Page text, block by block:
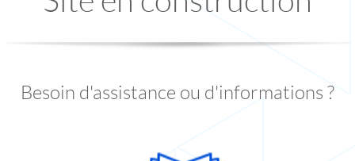
Besoin d'assistance ou d'informations ?